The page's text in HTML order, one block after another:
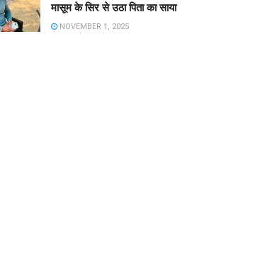
मासूम के सिर से उठा पिता का साया
NOVEMBER 1, 2025